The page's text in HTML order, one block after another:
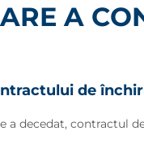
A
de
a decedat, contractul